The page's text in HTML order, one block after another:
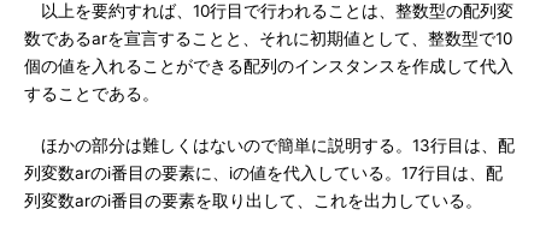
以上を要約すれば、10行目で行われることは、整数型の配列変
数であるarを宣言することと、それに初期値として、整数型で10
個の値を入れることができる配列のインスタンスを作成して代入
することである。
ほかの部分は難しくはないので簡単に説明する。13行目は、配
列変数arのi番目の要素に、iの値を代入している。17行目は、配
列変数arのi番目の要素を取り出して、これを出力している。